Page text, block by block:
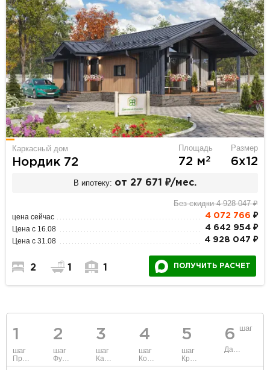
Каркасный дом
Нордик 72
Площадь
72 м2
Размер
6х12
В ипотеку: от 27 671 ₽/мес.
Без скидки 4 928 047 ₽
цена сейчас 4 072 766 ₽
Цена с 16.08 4 642 954 ₽
Цена с 31.08 4 928 047 ₽
2 1 1 ПОЛУЧИТЬ РАСЧЕТ
1
шаг
Проект
2
шаг
Фундамент
3
шаг
Каркас и стены
4
шаг
Коммуникации
5
шаг
Крыша
6 шаг
Данные